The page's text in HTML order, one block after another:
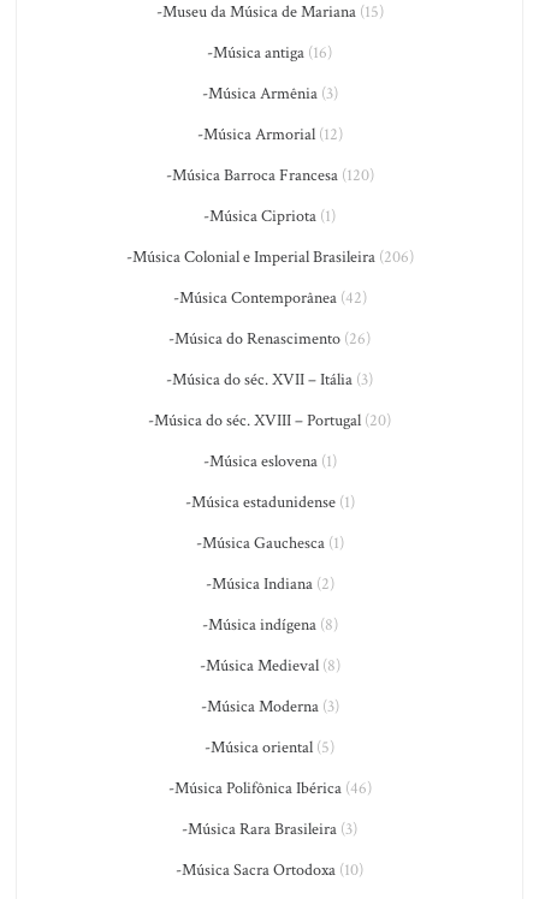
-Museu da Música de Mariana(15)
-Música antiga (16)
-Música Armênia(3)
-Música Armorial(12)
-Música Barroca Francesa(120)
-Música Cipriota (1)
-Música Colonial e Imperial Brasileira(206)
-Música Contemporânea(42)
-Música do Renascimento (26)
-Música do séc. XVII – Itália (3)
-Música do séc. XVIII – Portugal (20)
-Música eslovena(1)
-Música estadunidense(1)
-Música Gauchesca(1)
-Música Indiana(2)
-Música indígena(8)
-Música Medieval(8)
-Música Moderna(3)
-Música oriental (5)
-Música Polifônica Ibérica(46)
-Música Rara Brasileira (3)
-Música Sacra Ortodoxa (10)